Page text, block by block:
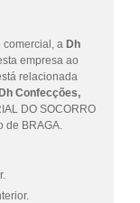
comercial, a Dh
empresa ao
relacionada
Dh Confecções,
DO SOCORRO
de BRAGA.